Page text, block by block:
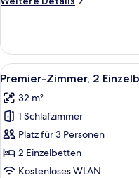
anzeigen
Zimmer,
1 King-
Bett,
Alle
Fotos
für
Premier-
Zimmer,
2 Einzelbetten,
Terrasse
6
Premier-Zimmer, 2
32 m²
1 Schlafzimmer
Platz für 3 Personen
2 Einzelbetten
Kostenloses WLAN